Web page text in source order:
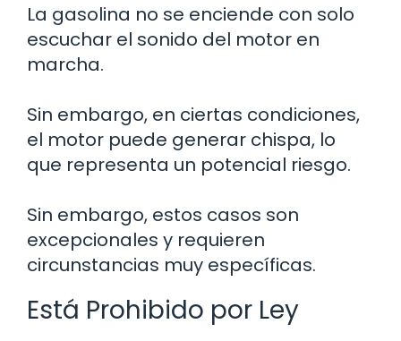
La gasolina no se enciende con solo
escuchar el sonido del motor en
marcha.
Sin embargo, en ciertas condiciones,
el motor puede generar chispa, lo
que representa un potencial riesgo.
Sin embargo, estos casos son
excepcionales y requieren
circunstancias muy específicas.
Está Prohibido por Ley